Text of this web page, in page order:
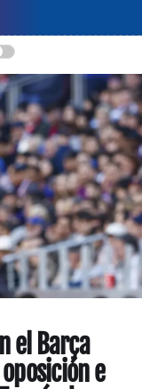
el Barça
e